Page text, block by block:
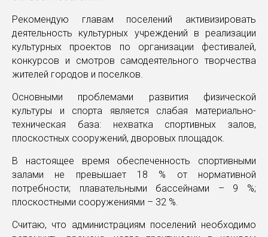
Рекомендую главам поселений активизировать
деятельность культурных учреждений в реализации
культурных проектов по организации фестивалей,
конкурсов и смотров самодеятельного творчества
жителей городов и поселков.
Основными проблемами развития физической
культуры и спорта является слабая материально-
техническая база: нехватка спортивных залов,
плоскостных сооружений, дворовых площадок.
В настоящее время обеспеченность спортивными
залами не превышает 18 % от нормативной
потребности; плавательными бассейнами – 9 %;
плоскостными сооружениями – 32 %.
Считаю, что администрациям поселений необходимо